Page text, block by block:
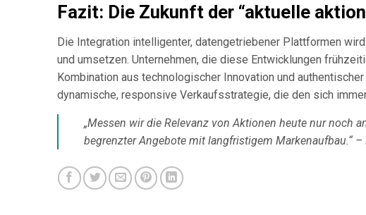
Fazit: Die Zukunft der “aktuelle
Die Integration intelligenter, datengetriebener Plattformen
und umsetzen. Unternehmen, die diese Entwicklungen
Kombination aus technologischer Innovation und
dynamische, responsive Verkaufsstrategie, die den sich
„Messen wir die Relevanz von Aktionen heute nur noch
begrenzter Angebote mit langfristigem Markenaufbau.“